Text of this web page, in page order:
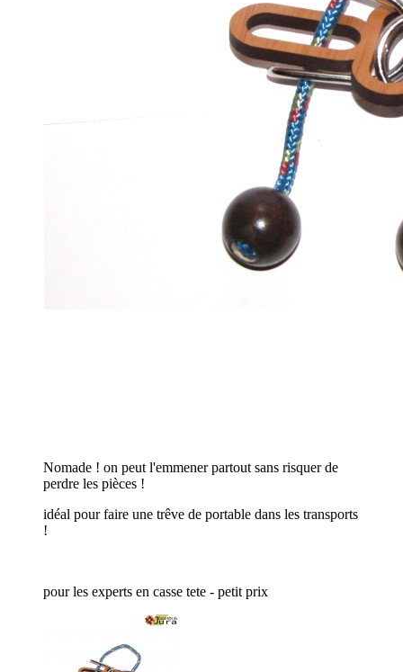
Nomade ! on peut l'emmener partout sans risquer de
perdre les pièces !
idéal pour faire une trêve de portable dans les transports
!
pour les experts en casse tete - petit prix